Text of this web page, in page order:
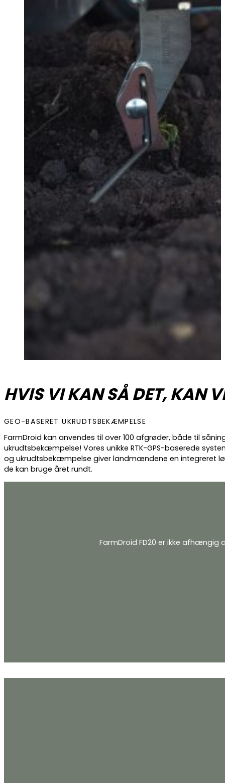
HVIS VI KAN SÅ DET, KAN
GEO-BASERET UKRUDTSBEKÆMPELSE
FarmDroid kan anvendes til over 100 afgrøder, både til
ukrudtsbekæmpelse! Vores unikke RTK-GPS-baserede
og ukrudtsbekæmpelse giver landmændene en integreret
de kan bruge året rundt.
FarmDroid FD20 er ikke afhængig